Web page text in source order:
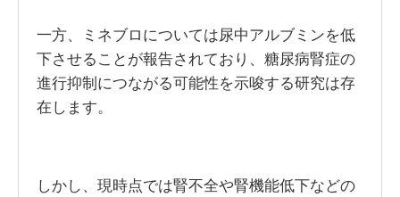
一方、ミネブロについては尿中アルブミンを低
下させることが報告されており、糖尿病腎症の
進行抑制につながる可能性を示唆する研究は存
在します。
しかし、現時点では腎不全や腎機能低下などの